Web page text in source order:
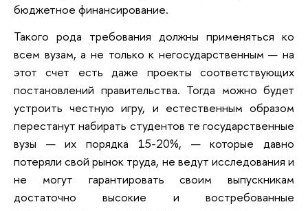
бюджетное финансирование.
Такого рода требования должны применяться ко
всем вузам, а не только к негосударственным — на
этот счет есть даже проекты соответствующих
постановлений правительства. Тогда можно будет
устроить честную игру, и естественным образом
перестанут набирать студентов те государственные
вузы — их порядка 15-20%, — которые давно
потеряли свой рынок труда, не ведут исследования и
не могут гарантировать своим выпускникам
достаточно высокие и востребованные